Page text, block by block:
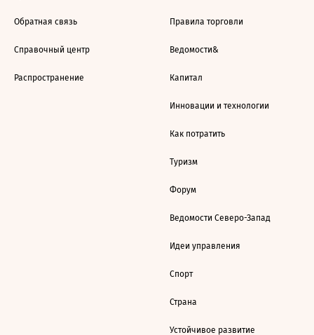
Обратная связь
Справочный центр
Распространение
Правила торговли
Ведомости&
Капитал
Инновации и технологии
Как потратить
Туризм
Форум
Ведомости Северо-Запад
Идеи управления
Спорт
Страна
Устойчивое развитие